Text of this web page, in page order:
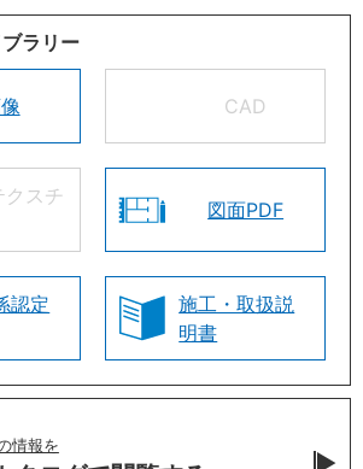
ラリー
CAD
クスチ
図面PDF
認定
施工・取扱説
明書
情報を